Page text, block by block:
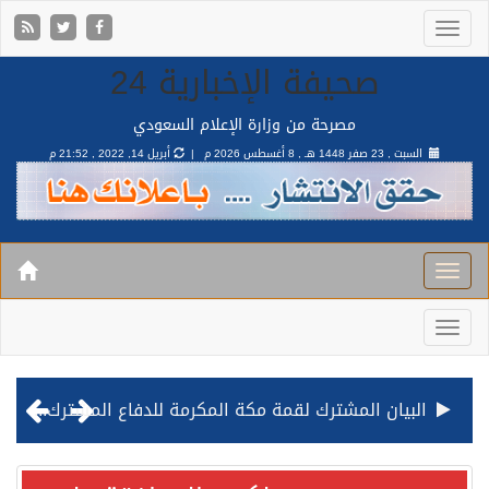
صحيفة الإخبارية 24
مصرحة من وزارة الإعلام السعودي
السبت , 23 صفر 1448 هـ , 8 أغسطس 2026 م | أبريل 14, 2022 , 21:52 م
البيان المشترك لقمة مكة المكرمة للدفاع المشترك بين المملكة وتركيا وباكستان
قيادة القوات المشتركة للتحالف: نفذنا عملية رد عسكري متناسبة لأهداف عسكرية مشروعة تابعة للمليشيا الحوثية الإرهابية في محافظة الحديدة